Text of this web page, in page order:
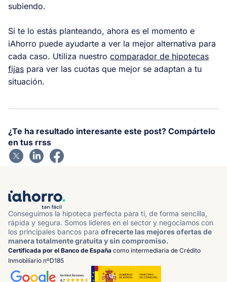
subiendo.
Si te lo estás planteando, ahora es el momento e
iAhorro puede ayudarte a ver la mejor alternativa para
cada caso. Utiliza nuestro comparador de hipotecas
fijas para ver las cuotas que mejor se adaptan a tu
situación.
¿Te ha resultado interesante este post? Compártelo
en tus rrss
Conseguimos la hipoteca perfecta para ti, de forma sencilla,
rápida y segura. Somos líderes en el sector y negociamos con
los principales bancos para ofrecerte las mejores ofertas de
manera totalmente gratuita y sin compromiso.
Certificada por el Banco de España como intermediaria de Crédito
Inmobiliario nºD185